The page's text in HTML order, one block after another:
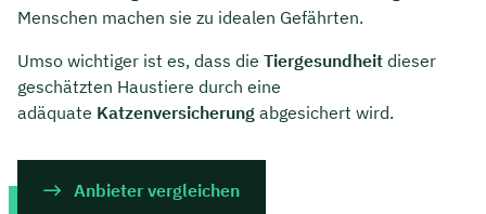
Menschen machen sie zu idealen Gefährten.
Umso wichtiger ist es, dass die Tiergesundheit dieser
geschätzten Haustiere durch eine
adäquate Katzenversicherung abgesichert wird.
Anbieter vergleichen